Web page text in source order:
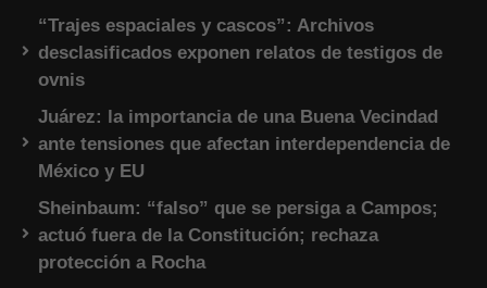
“Trajes espaciales y cascos”: Archivos
desclasificados exponen relatos de testigos de
ovnis
Juárez: la importancia de una Buena Vecindad
ante tensiones que afectan interdependencia de
México y EU
Sheinbaum: “falso” que se persiga a Campos;
actuó fuera de la Constitución; rechaza
protección a Rocha